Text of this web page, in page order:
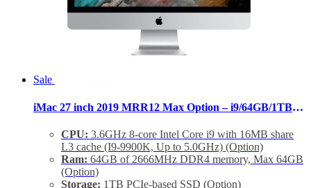
Sale
iMac 27 inch 2019 MRR12 Max Option – i9/64GB/1TB/Vega 48
CPU: 3.6GHz 8-core Intel Core i9 with 16MB share
L3 cache (I9-9900K, Up to 5.0GHz) (Option)
Ram: 64GB of 2666MHz DDR4 memory, Max 64GB
(Option)
Storage: 1TB PCIe-based SSD (Option)